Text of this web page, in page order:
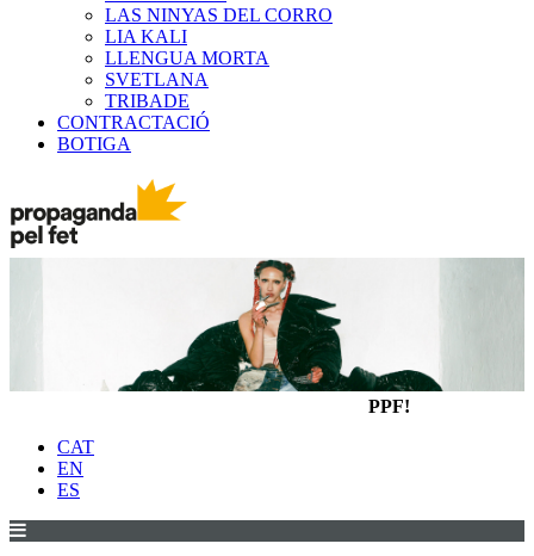
LAS NINYAS DEL CORRO
LIA KALI
LLENGUA MORTA
SVETLANA
TRIBADE
CONTRACTACIÓ
BOTIGA
PPF!
CAT
EN
ES